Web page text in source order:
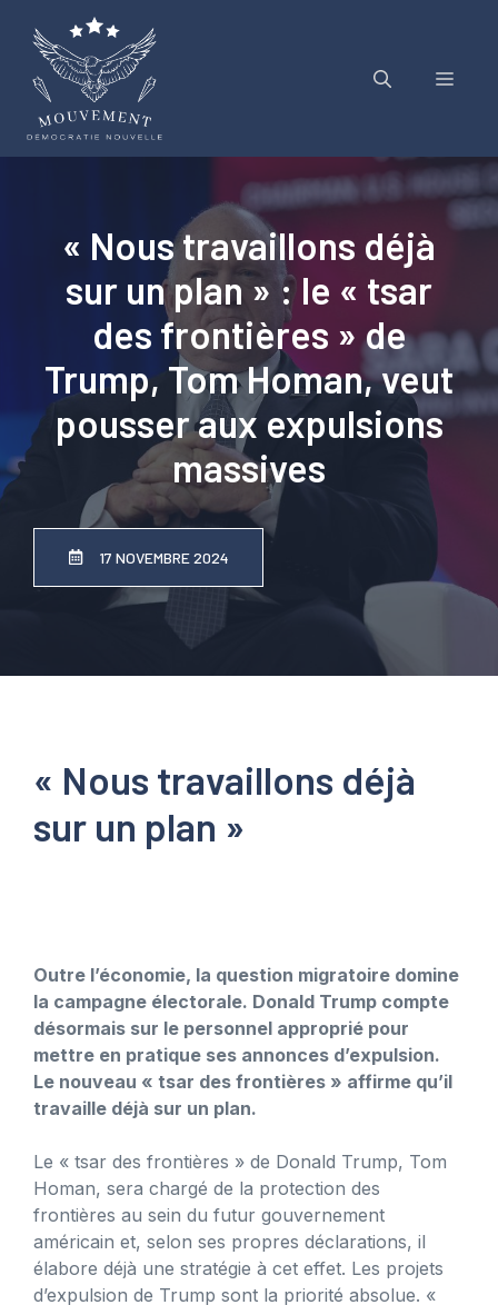
contenu
Menu
« Nous travaillons déjà
sur un plan » : le « tsar
des frontières » de
Trump, Tom Homan, veut
pousser aux expulsions
massives
17 NOVEMBRE 2024
« Nous travaillons déjà
sur un plan »
Outre l’économie, la question migratoire domine
la campagne électorale. Donald Trump compte
désormais sur le personnel approprié pour
mettre en pratique ses annonces d’expulsion.
Le nouveau « tsar des frontières » affirme qu’il
travaille déjà sur un plan.
Le « tsar des frontières » de Donald Trump, Tom
Homan, sera chargé de la protection des
frontières au sein du futur gouvernement
américain et, selon ses propres déclarations, il
élabore déjà une stratégie à cet effet. Les projets
d’expulsion de Trump sont la priorité absolue. «